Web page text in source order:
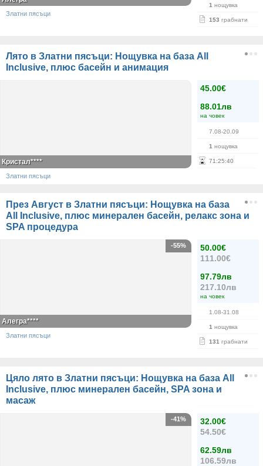
1 нощувка
153 грабнати
Златни пясъци
Лято в Златни пясъци: Нощувка на база All
Inclusive, плюс басейн и анимация
45.00€
88.01лв
на човек
7.08-20.09
1 нощувка
71 :25:39
Кристал****
Златни пясъци
През Август в Златни пясъци: Нощувка на база
All Inclusive, плюс минерален басейн, релакс зона и
SPA процедура
50.00€
111.00€
97.79лв
217.10лв
на човек
1.08-31.08
1 нощувка
131 грабнати
-55%
Алегра****
Златни пясъци
Цяло лято в Златни пясъци: Нощувка на база All
Inclusive, плюс минерален басейн, SPA зона и
масаж
32.00€
54.50€
62.59лв
106.59лв
-41%